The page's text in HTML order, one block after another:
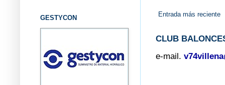
Entrada más reciente
CLUB
e-mail.
GESTYCON